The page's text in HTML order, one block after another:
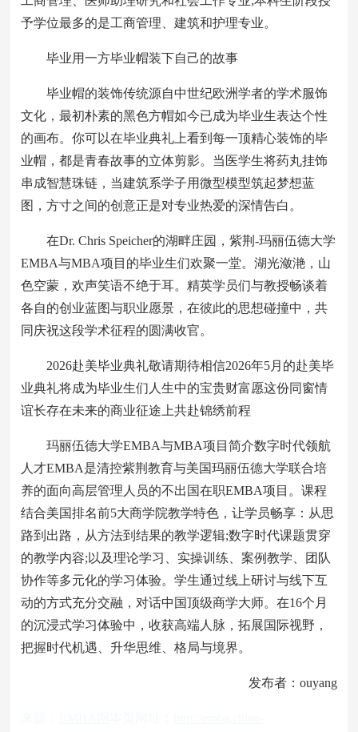
予学位最多的是工商管理、建筑和护理专业。
毕业用一方毕业帽装下自己的故事
毕业帽的装饰传统源自中世纪欧洲学者的学术服饰
文化，最初朴素的黑色方帽如今已成为毕业生表达个性
的画布。你可以在毕业典礼上看到每一顶精心装饰的毕
业帽，都是青春故事的立体剪影。当医学生将药丸挂饰
串成智慧珠链，当建筑系学子用微型模型筑起梦想蓝
图，方寸之间的创意正是对专业热爱的深情告白。
在Dr. Chris Speicher的湖畔庄园，紫荆-玛丽伍德大学
EMBA与MBA项目的毕业生们欢聚一堂。湖光潋滟，山
色空蒙，欢声笑语不绝于耳。精英学员们与教授畅谈着
各自的创业蓝图与职业愿景，在彼此的思想碰撞中，共
同庆祝这段学术征程的圆满收官。
2026赴美毕业典礼敬请期待相信2026年5月的赴美毕
业典礼将成为毕业生们人生中的宝贵财富愿这份同窗情
谊长存在未来的商业征途上共赴锦绣前程
玛丽伍德大学EMBA与MBA项目简介数字时代领航
人才EMBA是清控紫荆教育与美国玛丽伍德大学联合培
养的面向高层管理人员的不出国在职EMBA项目。课程
结合美国排名前5大商学院教学特色，让学员畅享：从思
路到出路，从方法到结果的教学逻辑;数字时代课题贯穿
的教学内容;以及理论学习、实操训练、案例教学、团队
协作等多元化的学习体验。学生通过线上研讨与线下互
动的方式充分交融，对话中国顶级商学大师。在16个月
的沉浸式学习体验中，收获高端人脉，拓展国际视野，
把握时代机遇、升华思维、格局与境界。
发布者：ouyang